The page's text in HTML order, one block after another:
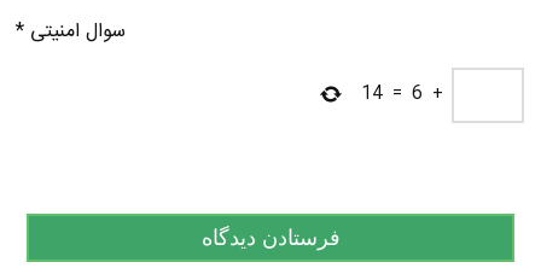
سوال امنیتی *
+
6
=
14